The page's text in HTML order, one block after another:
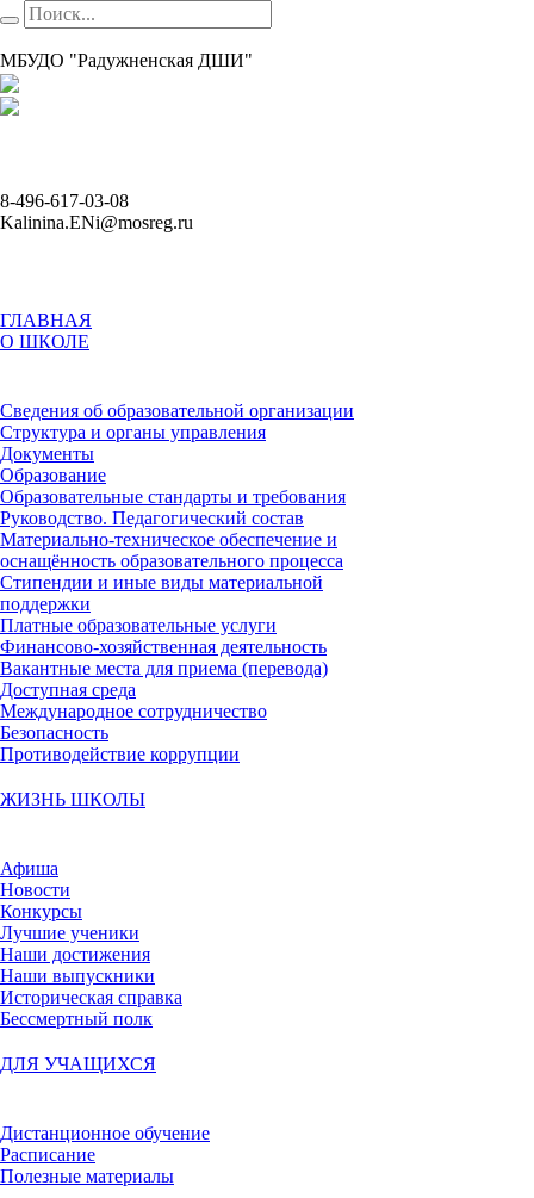
МБУДО "Радужненская ДШИ"
8-496-617-03-08
Kalinina.ENi@mosreg.ru
ГЛАВНАЯ
О ШКОЛЕ
Сведения об образовательной организации
Структура и органы управления
Документы
Образование
Образовательные стандарты и требования
Руководство. Педагогический состав
Материально-техническое обеспечение и
оснащённость образовательного процесса
Стипендии и иные виды материальной
поддержки
Платные образовательные услуги
Финансово-хозяйственная деятельность
Вакантные места для приема (перевода)
Доступная среда
Международное сотрудничество
Безопасность
Противодействие коррупции
ЖИЗНЬ ШКОЛЫ
Афиша
Новости
Конкурсы
Лучшие ученики
Наши достижения
Наши выпускники
Историческая справка
Бессмертный полк
ДЛЯ УЧАЩИХСЯ
Дистанционное обучение
Расписание
Полезные материалы